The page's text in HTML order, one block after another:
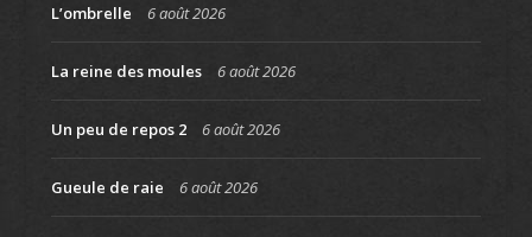
L’ombrelle 6 août 2026
La reine des moules 6 août 2026
Un peu de repos 2 6 août 2026
Gueule de raie 6 août 2026